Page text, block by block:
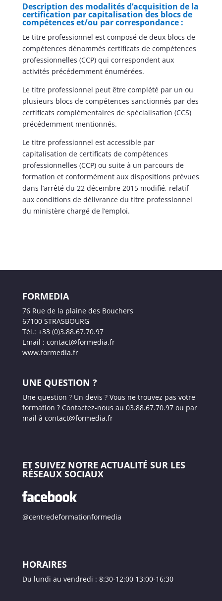
Description des modalités d’acquisition de la
certification par capitalisation des blocs de
compétences et/ou par correspondance :
Le titre professionnel est composé de deux blocs de
compétences dénommés certificats de compétences
professionnelles (CCP) qui correspondent aux
activités précédemment énumérées.
Le titre professionnel peut être complété par un ou
plusieurs blocs de compétences sanctionnés par des
certificats complémentaires de spécialisation (CCS)
précédemment mentionnés.
Le titre professionnel est accessible par
capitalisation de certificats de compétences
professionnelles (CCP) ou suite à un parcours de
formation et conformément aux dispositions prévues
dans l’arrêté du 22 décembre 2015 modifié, relatif
aux conditions de délivrance du titre professionnel
du ministère chargé de l’emploi.
FORMEDIA
76 Rue de la plaine des Bouchers
67100 STRASBOURG
Tél.: +33 (0)3.88.67.70.97
Email : contact@formedia.fr
www.formedia.fr
UNE QUESTION ?
Une question ? Un devis ? Vous ne trouvez pas votre
formation ? Contactez-nous au 03.88.67.70.97 ou par
mail à contact@formedia.fr
ET SUIVEZ NOTRE ACTUALITÉ SUR LES
RÉSEAUX SOCIAUX
@centredeformationformedia
HORAIRES
Du lundi au vendredi : 8:30-12:00 13:00-16:30